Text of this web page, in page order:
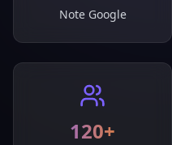
Note Google
120+